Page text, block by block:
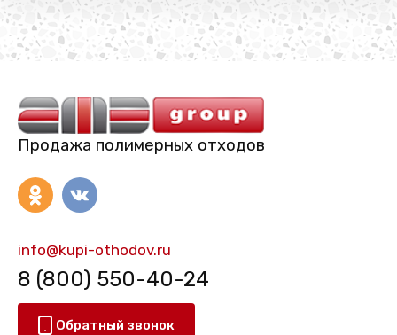
Продажа полимерных отходов
info@kupi-othodov.ru
8 (800) 550-40-24
Обратный звонок